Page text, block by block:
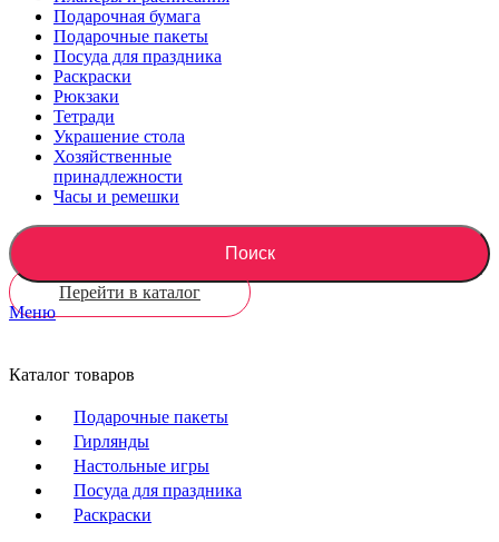
Подарочная бумага
Подарочные пакеты
Посуда для праздника
Раскраски
Рюкзаки
Тетради
Украшение стола
Хозяйственные
принадлежности
Часы и ремешки
Поиск
Перейти в каталог
Меню
Каталог товаров
Подарочные пакеты
Гирлянды
Настольные игры
Посуда для праздника
Раскраски